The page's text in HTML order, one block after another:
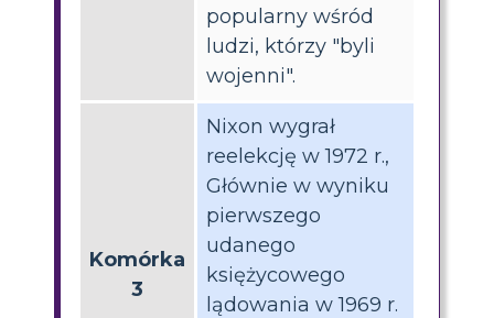
popularny wśród
ludzi, którzy "byli
wojenni".
Komórka
3
Nixon wygrał
reelekcję w 1972 r.,
Głównie w wyniku
pierwszego
udanego
księżycowego
lądowania w 1969 r.